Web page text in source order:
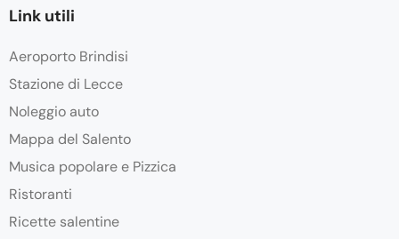
Link utili
Aeroporto Brindisi
Stazione di Lecce
Noleggio auto
Mappa del Salento
Musica popolare e Pizzica
Ristoranti
Ricette salentine